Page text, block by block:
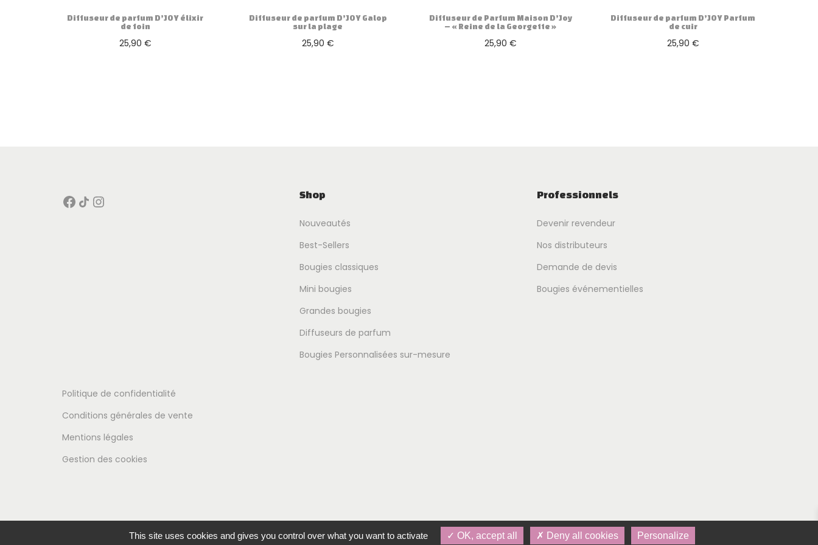
Diffuseur de parfum D’JOY élixir
de foin
25,90 €
Diffuseur de parfum D’JOY Galop
sur la plage
25,90 €
Diffuseur de Parfum Maison D’Joy
– « Reine de la Georgette »
25,90 €
Diffuseur de parfum D’JOY Parfum
de cuir
25,90 €
Facebook Icône de partage Instagram Shop
Nouveautés
Best-Sellers
Bougies classiques
Mini bougies
Grandes bougies
Diffuseurs de parfum
Bougies Personnalisées sur-mesure
Professionnels
Devenir revendeur
Nos distributeurs
Demande de devis
Bougies événementielles
Politique de confidentialité
Conditions générales de vente
Mentions légales
Gestion des cookies
© 2026 Cheval & Senteurs -Tous droits réservés
This site uses cookies and gives you control over what you want to activate OK, accept all Deny all cookies Personalize